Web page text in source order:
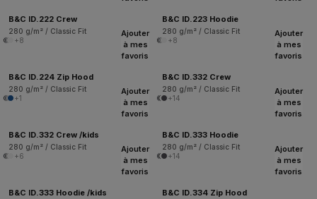
B&C ID.222 Crew
280 g/m² / Classic Fit
+8
B&C ID.223 Hoodie
280 g/m² / Classic Fit
+8
Ajouter
à mes
favoris
B&C ID.224 Zip Hood
280 g/m² / Classic Fit
+1
Ajouter
à mes
favoris
B&C ID.332 Crew
280 g/m² / Classic Fit
+14
Ajouter
à mes
favoris
B&C ID.332 Crew /kids
280 g/m² / Classic Fit
+6
Ajouter
à mes
favoris
B&C ID.333 Hoodie
280 g/m² / Classic Fit
+14
Ajouter
à mes
favoris
B&C ID.333 Hoodie /kids
Ajouter
à mes
favoris
B&C ID.334 Zip Hood